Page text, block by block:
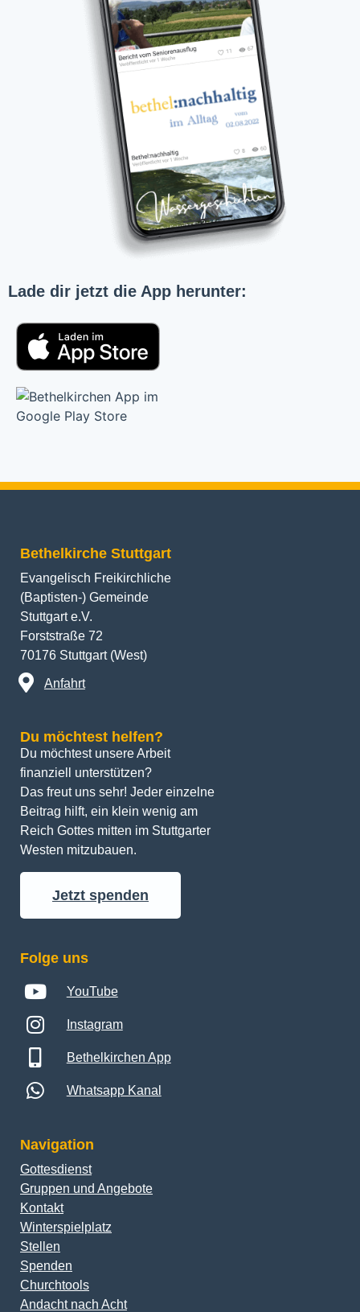
Lade dir jetzt die App herunter:
Bethelkirche Stuttgart
Evangelisch Freikirchliche
(Baptisten-) Gemeinde
Stuttgart e.V.
Forststraße 72
70176 Stuttgart (West)
Anfahrt
Du möchtest helfen?
Du möchtest unsere Arbeit
finanziell unterstützen?
Das freut uns sehr! Jeder einzelne
Beitrag hilft, ein klein wenig am
Reich Gottes mitten im Stuttgarter
Westen mitzubauen.
Jetzt spenden
Folge uns
YouTube
Instagram
Bethelkirchen App
Whatsapp Kanal
Navigation
Gottesdienst
Gruppen und Angebote
Kontakt
Winterspielplatz
Stellen
Spenden
Churchtools
Andacht nach Acht